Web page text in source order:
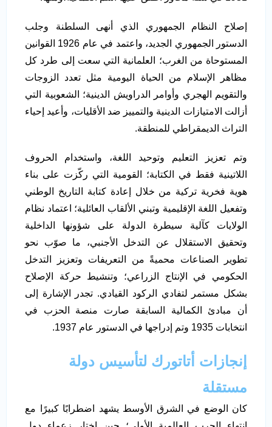
إصلاح النظام الجمهوري الذي أنهى السلطنة وجلب
الدستور الجمهوري الجديد، واعتمد في عام 1926 القوانين
المستوحاة من الغرب؛ العلمانية التي سعت إلى طرد كل
مظاهر الإسلام من الحياة اليومية مثل تعدد الزوجات
والتقويم الهجري وأوامر الدراويش الدينية؛ الشعوبية التي
أزالت الامتيازات الدينية والتمييز ضد الأقليات، وأعيد إحياء
التراث الديمقراطي للمنطقة.
وتم تعزيز التعليم وتوحيد اللغة، واستخدام الحروف
اللاتينية فقط في الكتابة؛ القومية التي ركّزت على بناء
هوية فخرية تركية من خلال إعادة كتابة التاريخ الوطني
وتفعيل اللغة الإقليمية وتبني الألقاب العائلية؛ اعتماد نظام
الولايات كآلية سيطرة الدولة على شؤونها الداخلية
وتحقيق الاستقلال عن التدخل الأجنبي، ما صوّب نحو
تطوير الصناعات محميةً من التعريفات وتعزيز التدخل
الحكومي في الإنتاج الزراعي؛ وتنشيط حركة الإصلاح
بشكل مستمر لتفادي الركود القيادي. تجدر الإشارة إلى
أن مبادئ الكمالية السابقة صارت منصة الحزب في
انتخابات 1935 وتم إدراجها في الدستور عام 1937.
إنجازات أتاتورك لتأسيس دولة
مستقلة
كان الوضع في الشرق الأوسط يشهد اضطرابًا كبيرًا مع